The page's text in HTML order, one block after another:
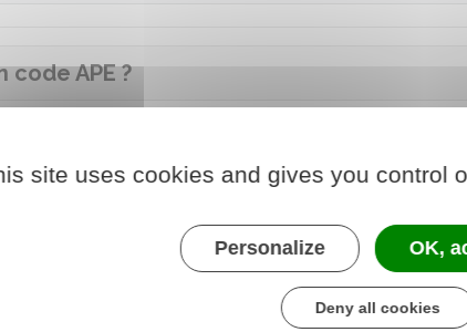
code APE ?
par l'Inseelors de l' immatriculationde
entreprise celle d'une entreprise individuelle
à effectuer pour l'obtenir.
son espace personnel sur le
Guichet des formalités
d'immatriculation est acceptée.
site uses cookies and gives you control
Personalize OK,
Deny all cookies